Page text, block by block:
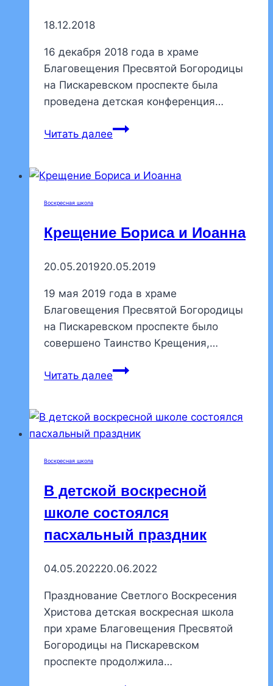
18.12.2018
16 декабря 2018 года в храме
Благовещения Пресвятой Богородицы
на Пискаревском проспекте была
проведена детская конференция…
Читать далееВ
храма
конференция
«Бог
жизни»
Воскресная школа
Крещение Бориса и Иоанна
20.05.201920.05.2019
19 мая 2019 года в храме
Благовещения Пресвятой Богородицы
на Пискаревском проспекте было
совершено Таинство Крещения,…
Читать далееКрещение
Иоанна
Воскресная школа
В детской воскресной
школе состоялся
пасхальный праздник
04.05.202220.06.2022
Празднование Светлого Воскресения
Христова детская воскресная школа
при храме Благовещения Пресвятой
Богородицы на Пискаревском
проспекте продолжила…